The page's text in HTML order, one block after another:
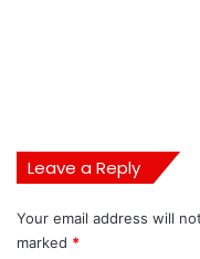
Leave a Reply
Your email address will
marked *